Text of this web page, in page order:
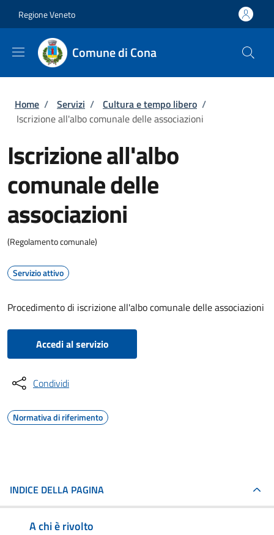
Regione Veneto
Comune di Cona
Briciole di pane
Home / Servizi / Cultura e tempo libero /
Iscrizione all'albo comunale delle associazioni
Iscrizione all'albo
comunale delle
associazioni
(Regolamento comunale)
Servizio attivo
Procedimento di iscrizione all'albo comunale delle associazioni
Accedi al servizio
Condividi
Normativa di riferimento
INDICE DELLA PAGINA
A chi è rivolto